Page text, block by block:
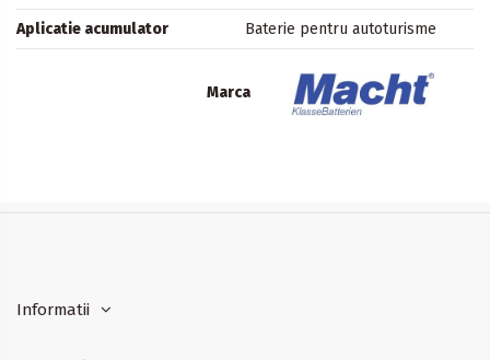
Aplicatie acumulator Baterie pentru autoturisme
Marca
Informatii